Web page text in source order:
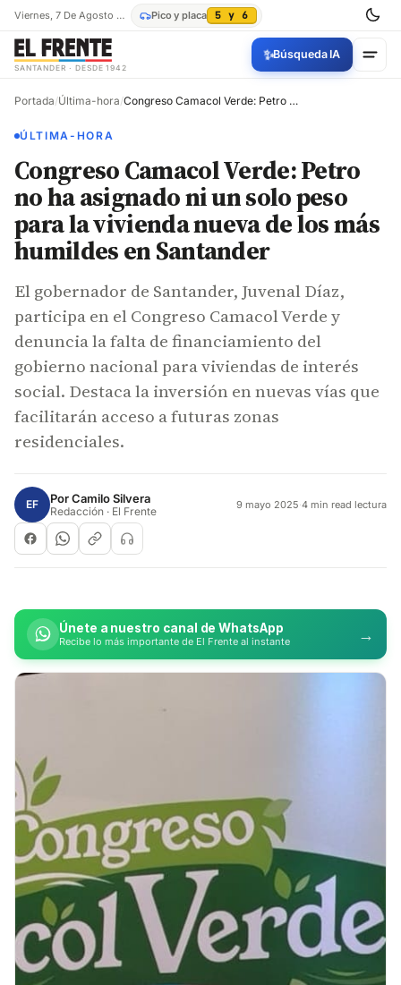
Viernes, 7 De Agosto De 2026 Pico y placa 5 y 6
SANTANDER · DESDE 1942
✨Búsqueda IA
Portada/Última-hora/ Congreso Camacol Verde: Petro no ha asignado ni un solo peso para la vivienda nueva de los más humildes en Santander
ÚLTIMA-HORA
Congreso Camacol Verde: Petro
no ha asignado ni un solo peso
para la vivienda nueva de los más
humildes en Santander
El gobernador de Santander, Juvenal Díaz,
participa en el Congreso Camacol Verde y
denuncia la falta de financiamiento del
gobierno nacional para viviendas de interés
social. Destaca la inversión en nuevas vías que
facilitarán acceso a futuras zonas
residenciales.
EF PorCamilo Silvera
Redacción · El Frente 9 mayo 2025·4 min read lectura
Únete a nuestro canal de WhatsApp
Recibe lo más importante de El Frente al instante →